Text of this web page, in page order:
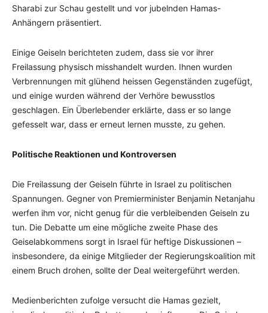
Sharabi zur Schau gestellt und vor jubelnden Hamas-
Anhängern präsentiert.
Einige Geiseln berichteten zudem, dass sie vor ihrer
Freilassung physisch misshandelt wurden. Ihnen wurden
Verbrennungen mit glühend heissen Gegenständen zugefügt,
und einige wurden während der Verhöre bewusstlos
geschlagen. Ein Überlebender erklärte, dass er so lange
gefesselt war, dass er erneut lernen musste, zu gehen.
Politische Reaktionen und Kontroversen
Die Freilassung der Geiseln führte in Israel zu politischen
Spannungen. Gegner von Premierminister Benjamin Netanjahu
werfen ihm vor, nicht genug für die verbleibenden Geiseln zu
tun. Die Debatte um eine mögliche zweite Phase des
Geiselabkommens sorgt in Israel für heftige Diskussionen –
insbesondere, da einige Mitglieder der Regierungskoalition mit
einem Bruch drohen, sollte der Deal weitergeführt werden.
Medienberichten zufolge versucht die Hamas gezielt,